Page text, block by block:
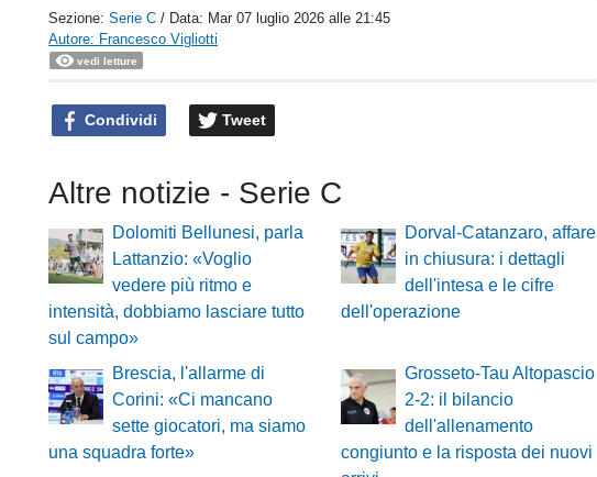
Sezione:Serie C / Data: Mar 07 luglio 2026 alle 21:45
Autore: Francesco Vigliotti
vedi letture
Condividi Tweet
Altre notizie - Serie C
Dolomiti Bellunesi, parla
Lattanzio: «Voglio
vedere più ritmo e
intensità, dobbiamo lasciare tutto
sul campo»
Dorval-Catanzaro, affare
in chiusura: i dettagli
dell'intesa e le cifre
dell'operazione
Brescia, l'allarme di
Corini: «Ci mancano
sette giocatori, ma siamo
una squadra forte»
Grosseto-Tau Altopascio
2-2: il bilancio
dell'allenamento
congiunto e la risposta dei nuovi